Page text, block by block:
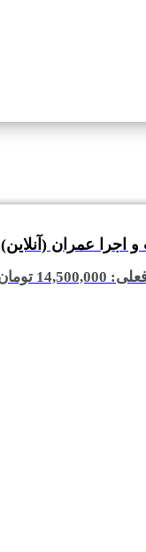
اجرا عمران (آنلاین)
تومان.